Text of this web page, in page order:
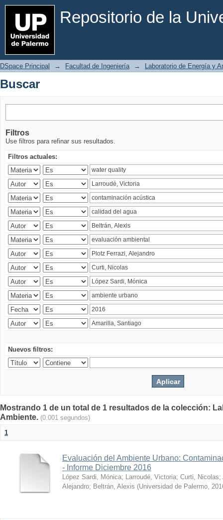
Repositorio de la
Buscar
DSpace Principal → Facultad de Ingeniería → Laboratorio de Energía y
Buscar
Filtros
Use filtros para refinar sus resultados.
Filtros actuales:
Nuevos filtros:
Mostrando 1 de un total de 1 resultados de la colección:
Ambiente. (0.001 segundos)
1
Evaluación del Ambiente Urbano:
- Informe Diciembre 2016
López Sardi, Mónica; Larroudé, Victoria; Curti, Nicolas;
Alejandro; Beltrán, Alexis (Universidad de Palermo,